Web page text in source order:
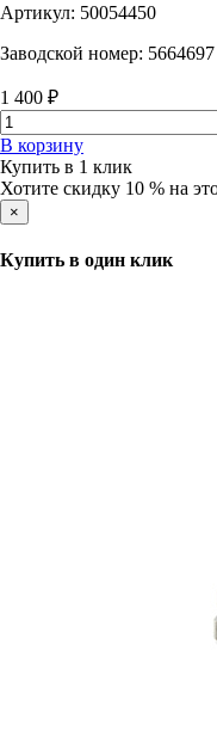
Артикул: 50054450
Заводской номер: 5664697
1 400 ₽
В корзину
Купить в 1 клик
Хотите скидку 10 % на
×
Купить в один клик